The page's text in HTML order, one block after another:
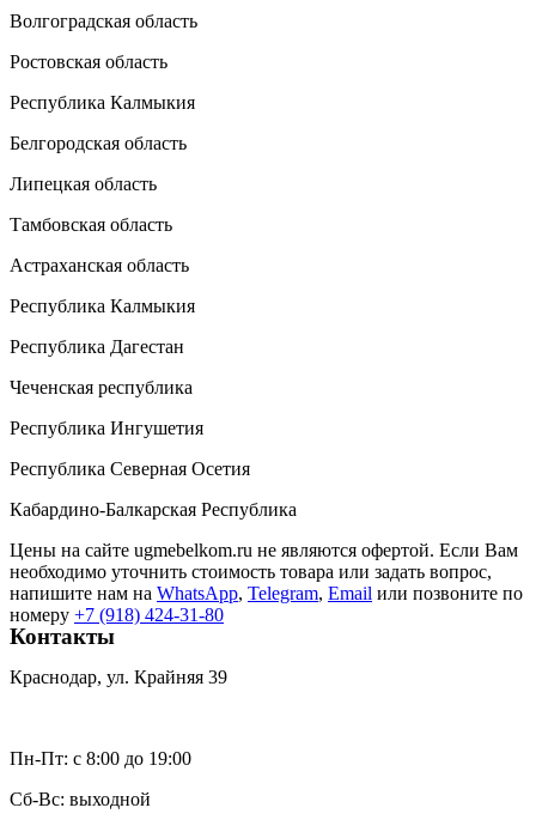
Волгоградская область
Ростовская область
Республика Калмыкия
Белгородская область
Липецкая область
Тамбовская область
Астраханская область
Республика Калмыкия
Республика Дагестан
Чеченская республика
Республика Ингушетия
Республика Северная Осетия
Кабардино-Балкарская Республика
Цены на сайте ugmebelkom.ru не являются офертой. Если Вам
необходимо уточнить стоимость товара или задать вопрос,
напишите нам на WhatsApp, Telegram, Email или позвоните по
номеру +7 (918) 424-31-80
Контакты
Краснодар, ул. Крайняя 39
Пн-Пт: c 8:00 до 19:00
Сб-Вс: выходной